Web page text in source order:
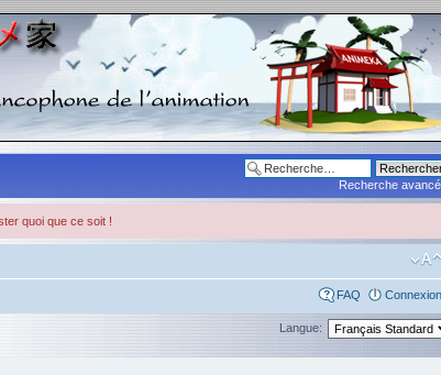
Recherche
quoi que ce soit !
FAQ Connexion
Langue: